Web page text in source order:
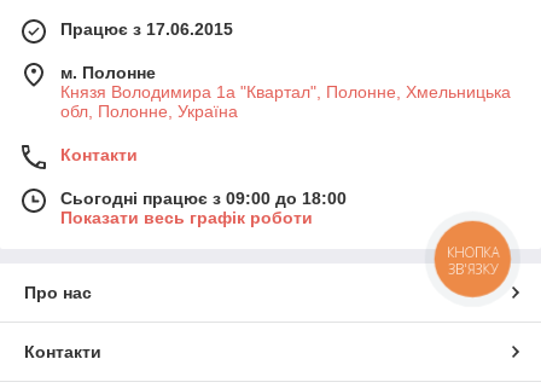
Працює з 17.06.2015
м. Полонне
Князя Володимира 1а "Квартал", Полонне, Хмельницька
обл, Полонне, Україна
Контакти
Сьогодні працює з 09:00 до 18:00
Показати весь графік роботи
Про нас
Контакти
КНОПКА
ЗВ'ЯЗКУ